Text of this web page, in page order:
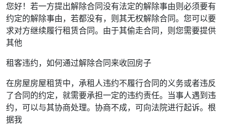
您好！若一方提出解除合同没有法定的解除事由则必须要有
约定的解除事由，若都没有，则其无权解除合同。您可以要
求对方继续履行租赁合同。由于其偷走合同，则您需要提供
其他
租客违约，如何通过解除合同来收回房子
在房屋房屋租赁中，承租人违约不履行合同的义务或者违反
了合同的约定，就需要承担一定的违约责任。当事人遇到违
约，可以与其协商处理。协商不成，可向法院进行起诉。根
据我